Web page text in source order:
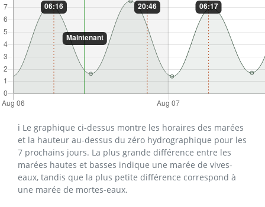
ℹ️ Le graphique ci-dessus montre les horaires des marées
et la hauteur au-dessus du zéro hydrographique pour les
7 prochains jours. La plus grande différence entre les
marées hautes et basses indique une marée de vives-
eaux, tandis que la plus petite différence correspond à
une marée de mortes-eaux.